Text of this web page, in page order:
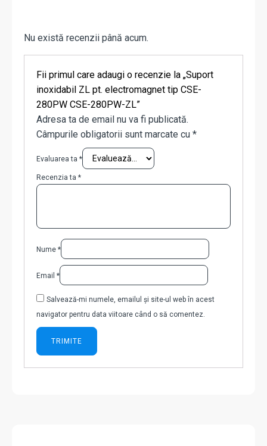
Nu există recenzii până acum.
Fii primul care adaugi o recenzie la „Suport
inoxidabil ZL pt. electromagnet tip CSE-
280PW CSE-280PW-ZL”
Adresa ta de email nu va fi publicată.
Câmpurile obligatorii sunt marcate cu *
Evaluarea ta *
Recenzia ta *
Nume *
Email *
Salvează-mi numele, emailul și site-ul web în acest
navigator pentru data viitoare când o să comentez.